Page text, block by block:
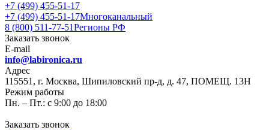
+7 (499) 455-51-17
+7 (499) 455-51-17Многоканальный
8 (800) 511-77-51Регионы РФ
Заказать звонок
E-mail
info@labironica.ru
Адрес
115551, г. Москва, Шипиловский пр-д, д. 47, ПОМЕЩ. 13Н
Режим работы
Пн. – Пт.: с 9:00 до 18:00
Заказать звонок